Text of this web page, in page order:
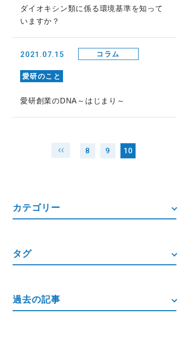
ダイオキシン類に係る環境基準を知って
いますか？
2021.07.15 コラム
愛研のこと
愛研創業のDNA～はじまり～
8 9 10
カテゴリー
タグ
過去の記事